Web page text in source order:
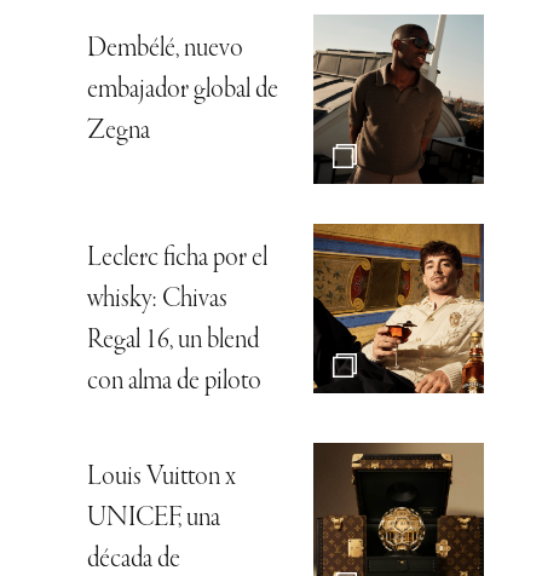
Dembélé, nuevo
embajador global de
Zegna
Leclerc ficha por el
whisky: Chivas
Regal 16, un blend
con alma de piloto
Louis Vuitton x
UNICEF, una
década de